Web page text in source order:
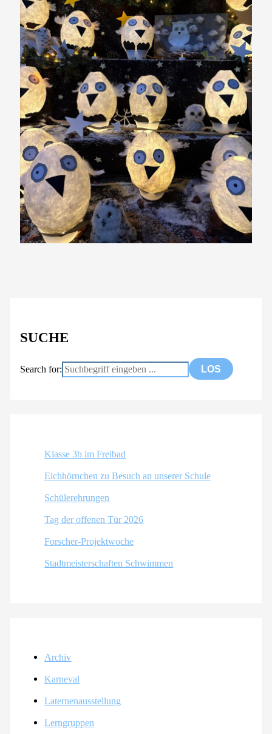
SUCHE
Search for:
Klasse 3b im Freibad
Eichhörnchen zu Besuch an unserer Schule
Schülerehrungen
Tag der offenen Tür 2026
Forscher-Projektwoche
Stadtmeisterschaften Schwimmen
Archiv
Karneval
Laternenausstellung
Lerngruppen